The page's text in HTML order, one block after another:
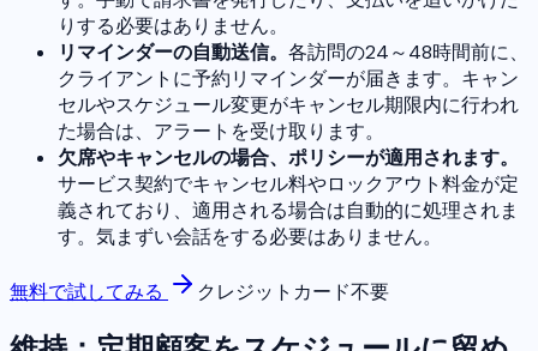
りする必要はありません。
リマインダーの自動送信。 各訪問の24～48時間前に、
クライアントに予約リマインダーが届きます。キャン
セルやスケジュール変更がキャンセル期限内に行われ
た場合は、アラートを受け取ります。
欠席やキャンセルの場合、ポリシーが適用されます。
サービス契約でキャンセル料やロックアウト料金が定
義されており、適用される場合は自動的に処理されま
す。気まずい会話をする必要はありません。
無料で試してみる クレジットカード不要